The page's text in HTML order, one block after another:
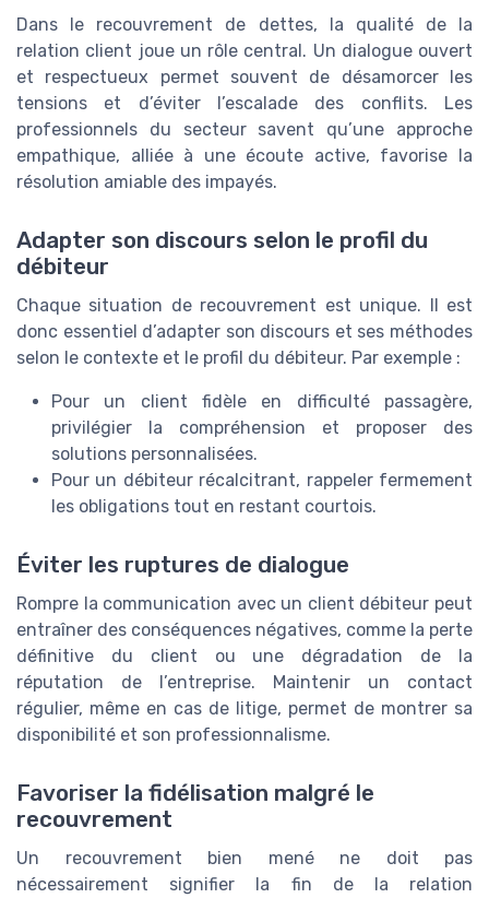
Dans le recouvrement de dettes, la qualité de la
relation client joue un rôle central. Un dialogue ouvert
et respectueux permet souvent de désamorcer les
tensions et d’éviter l’escalade des conflits. Les
professionnels du secteur savent qu’une approche
empathique, alliée à une écoute active, favorise la
résolution amiable des impayés.
Adapter son discours selon le profil du
débiteur
Chaque situation de recouvrement est unique. Il est
donc essentiel d’adapter son discours et ses méthodes
selon le contexte et le profil du débiteur. Par exemple :
Pour un client fidèle en difficulté passagère,
privilégier la compréhension et proposer des
solutions personnalisées.
Pour un débiteur récalcitrant, rappeler fermement
les obligations tout en restant courtois.
Éviter les ruptures de dialogue
Rompre la communication avec un client débiteur peut
entraîner des conséquences négatives, comme la perte
définitive du client ou une dégradation de la
réputation de l’entreprise. Maintenir un contact
régulier, même en cas de litige, permet de montrer sa
disponibilité et son professionnalisme.
Favoriser la fidélisation malgré le
recouvrement
Un recouvrement bien mené ne doit pas
nécessairement signifier la fin de la relation